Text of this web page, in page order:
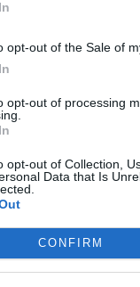
opt-out of the Sale of
opt-out of processing
opt-out of Collection,
Data that Is
CONFIRM
αλλαγή,
τελευταίο του
στο